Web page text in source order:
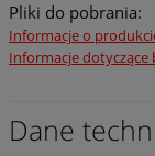
Pliki do pobrania:
Informacje o
Informacje dotyczące
Dane